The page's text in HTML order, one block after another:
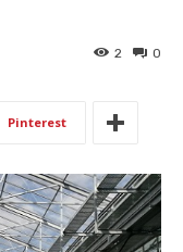
0
2
Pinterest